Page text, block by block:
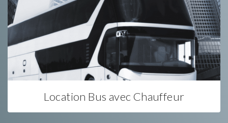
Location Bus avec Chauffeur